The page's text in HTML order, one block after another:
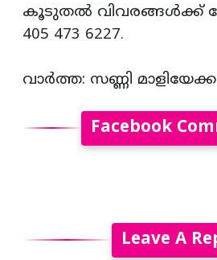
കൂടുതൽ വിവരങ്ങൾക്ക്
405 473 6227.
വാർത്ത: സണ്ണി
Facebook
Leave A